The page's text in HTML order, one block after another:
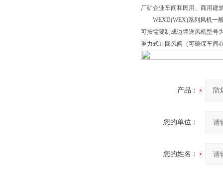
厂矿企业车间和民用、商用建
WEXD(WEX)系列风机一般
可按需要制成边墙送风机型号
重力式止回风阀（可确保车间
产品：
您的单位：
您的姓名：